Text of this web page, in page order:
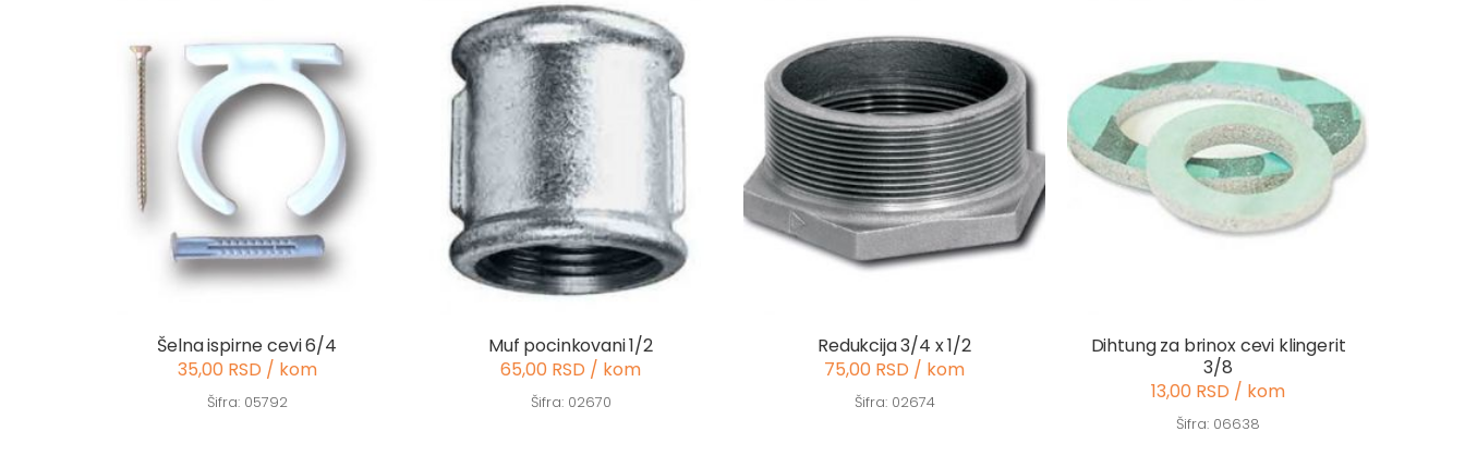
Šelna ispirne cevi 6/4
35,00 RSD / kom
Šifra: 05792
Muf pocinkovani 1/2
65,00 RSD / kom
Šifra: 02670
Redukcija 3/4 x 1/2
75,00 RSD / kom
Šifra: 02674
Dihtung za brinox cevi klingerit
3/8
13,00 RSD / kom
Šifra: 06638